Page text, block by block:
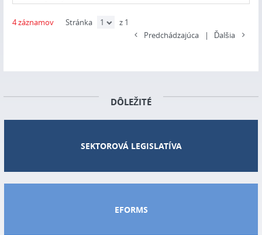
4 záznamov Stránka
z 1
Predchádzajúca
| Ďalšia
DÔLEŽITÉ
SEKTOROVÁ LEGISLATÍVA
EFORMS